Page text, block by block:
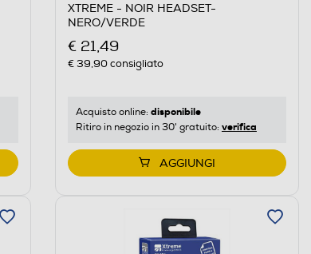
XTREME - NOIR HEADSET-
NERO/VERDE
€ 21,49
€ 39,90consigliato
Acquisto online: disponibile
Ritiro in negozio in 30' gratuito: verifica
AGGIUNGI